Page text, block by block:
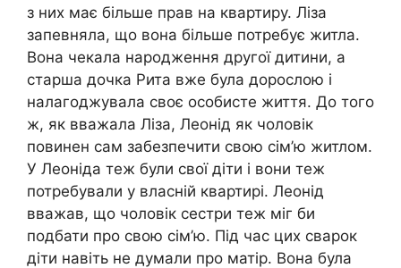
з них має більше прав на квартиру. Ліза
запевняла, що вона більше потребує житла.
Вона чекала народження другої дитини, а
старша дочка Рита вже була дорослою і
налагоджувала своє особисте життя. До того
ж, як вважала Ліза, Леонід як чоловік
повинен сам забезпечити свою сім’ю житлом.
У Леоніда теж були свої діти і вони теж
потребували у власній квартирі. Леонід
вважав, що чоловік сестри теж міг би
подбати про свою сім’ю. Під час цих сварок
діти навіть не думали про матір. Вона була